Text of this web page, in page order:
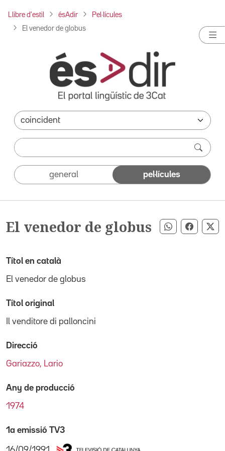
Llibre d'estil ésAdir Pel·lícules
El venedor de globus
general pel·lícules
El venedor de globus Compartir
Títol en català
El venedor de globus
Títol original
Il venditore di palloncini
Direcció
Gariazzo, Lario
Any de producció
1974
1a emissió TV3